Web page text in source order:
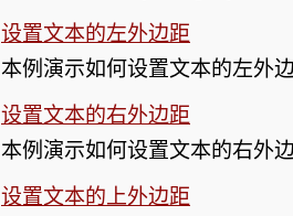
设置文本的左外边距
本例演示如何设置文本的左外
设置文本的右外边距
本例演示如何设置文本的右外
设置文本的上外边距